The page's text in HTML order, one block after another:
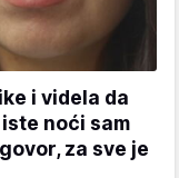
i videla da
noći sam
za sve je